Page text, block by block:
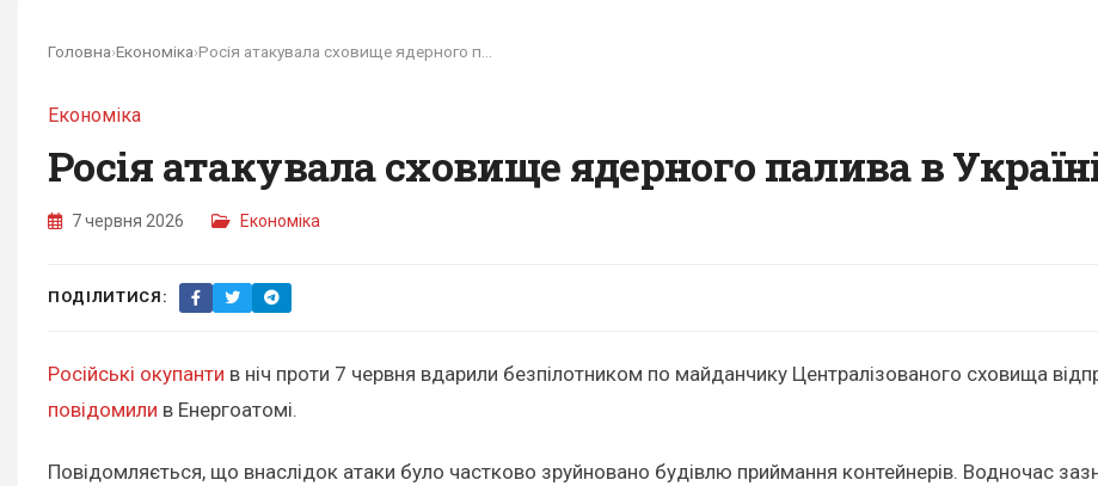
Головна›Економіка›
Економіка
Росія атакувала сховище ядерного палива в
7 червня 2026 Економіка
ПОДІЛИТИСЯ:
Російські окупанти в ніч проти 7 червня вдарили безпілотником по майданчику Централізованого сховища
повідомили в Енергоатомі.
Повідомляється, що внаслідок атаки було частково зруйновано будівлю приймання контейнерів. Водночас